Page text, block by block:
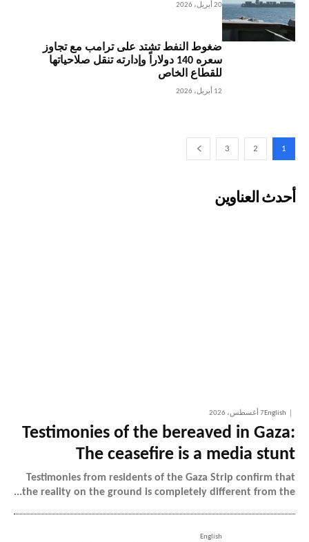
20 أبريل، 2026
ضغوط النفط تشتد على ترامب مع تجاوز
سعره 140 دولاراً وإدارته تنقل صلاحياتها
للقطاع الخاص
12 أبريل، 2026
1
2
3
أحدث العناوين
English7 أغسطس، 2026
Testimonies of the bereaved in Gaza:
The ceasefire is a media stunt
Testimonies from residents of the Gaza Strip confirm that
the reality on the ground is completely different from the...
English